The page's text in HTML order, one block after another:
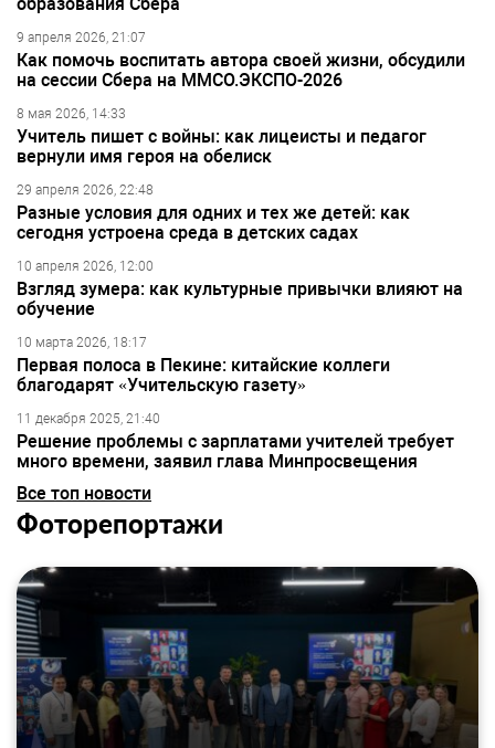
9 апреля 2026, 21:07
Как помочь воспитать автора своей жизни, обсудили
на сессии Сбера на ММСО.ЭКСПО-2026
8 мая 2026, 14:33
Учитель пишет с войны: как лицеисты и педагог
вернули имя героя на обелиск
29 апреля 2026, 22:48
Разные условия для одних и тех же детей: как
сегодня устроена среда в детских садах
10 апреля 2026, 12:00
Взгляд зумера: как культурные привычки влияют на
обучение
10 марта 2026, 18:17
Первая полоса в Пекине: китайские коллеги
благодарят «Учительскую газету»
11 декабря 2025, 21:40
Решение проблемы с зарплатами учителей требует
много времени, заявил глава Минпросвещения
Все топ новости
Фоторепортажи